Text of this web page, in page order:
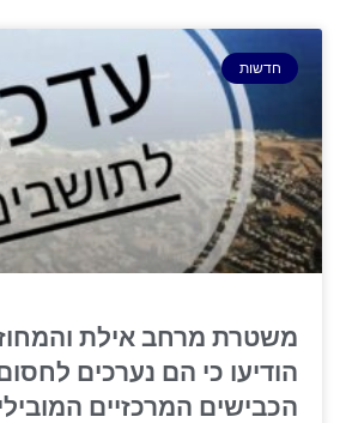
חדשות
משטרת מרחב אילת
הודיעו כי הם נערכים
הכבישים המרכזיים